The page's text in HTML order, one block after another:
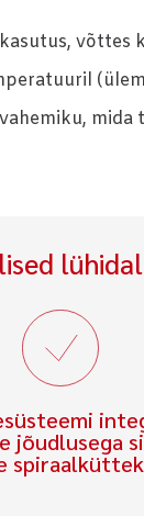
võttes
mida
jõudlusega